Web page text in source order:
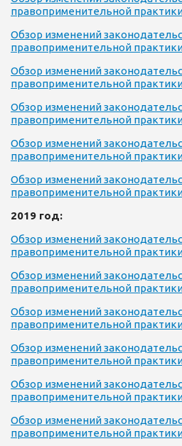
правоприменительной
Обзор изменений
правоприменительной практики
Обзор изменений
правоприменительной практики
Обзор изменений
правоприменительной практики
Обзор изменений
правоприменительной практики
Обзор изменений
правоприменительной практики
2019 год:
Обзор изменений
правоприменительной практики
Обзор изменений
правоприменительной практики
Обзор изменений
правоприменительной практики
Обзор изменений
правоприменительной практики
Обзор изменений
правоприменительной
Обзор изменений
правоприменительной